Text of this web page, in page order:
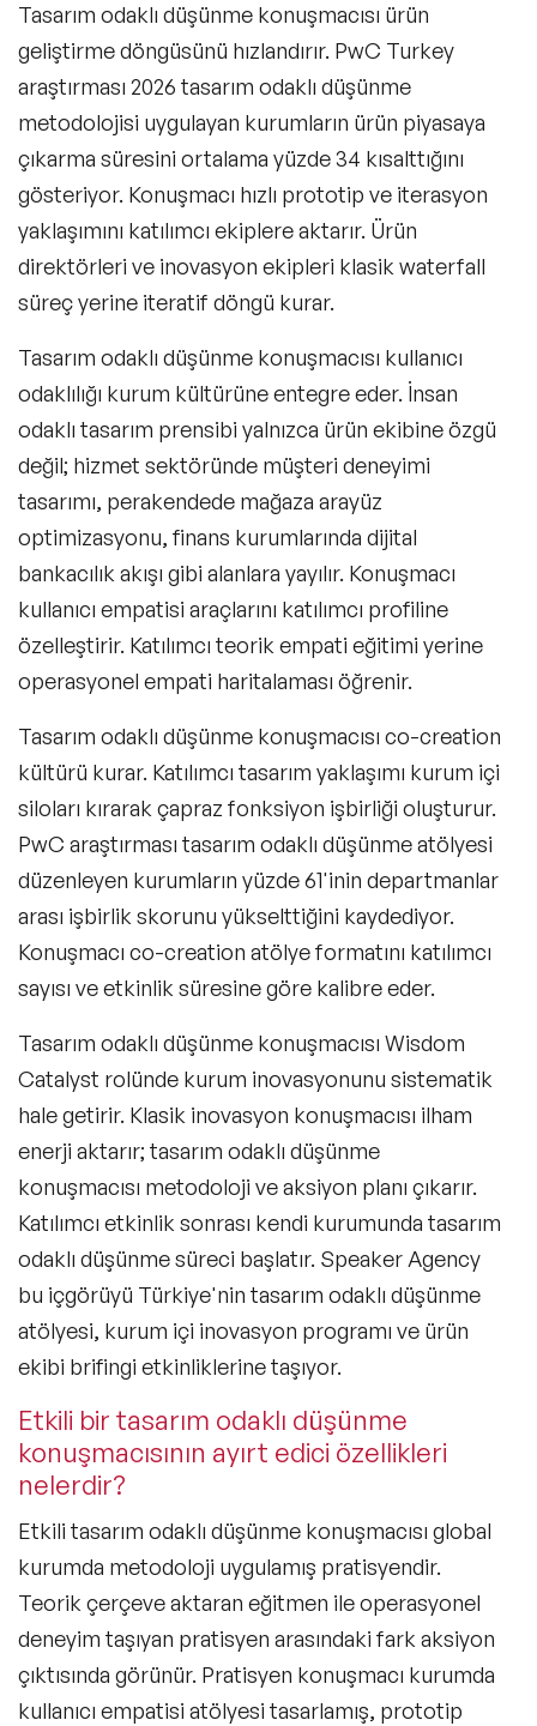
Tasarım odaklı düşünme konuşmacısı ürün
geliştirme döngüsünü hızlandırır. PwC Turkey
araştırması 2026 tasarım odaklı düşünme
metodolojisi uygulayan kurumların ürün piyasaya
çıkarma süresini ortalama yüzde 34 kısalttığını
gösteriyor. Konuşmacı hızlı prototip ve iterasyon
yaklaşımını katılımcı ekiplere aktarır. Ürün
direktörleri ve inovasyon ekipleri klasik waterfall
süreç yerine iteratif döngü kurar.
Tasarım odaklı düşünme konuşmacısı kullanıcı
odaklılığı kurum kültürüne entegre eder. İnsan
odaklı tasarım prensibi yalnızca ürün ekibine özgü
değil; hizmet sektöründe müşteri deneyimi
tasarımı, perakendede mağaza arayüz
optimizasyonu, finans kurumlarında dijital
bankacılık akışı gibi alanlara yayılır. Konuşmacı
kullanıcı empatisi araçlarını katılımcı profiline
özelleştirir. Katılımcı teorik empati eğitimi yerine
operasyonel empati haritalaması öğrenir.
Tasarım odaklı düşünme konuşmacısı co-creation
kültürü kurar. Katılımcı tasarım yaklaşımı kurum içi
siloları kırarak çapraz fonksiyon işbirliği oluşturur.
PwC araştırması tasarım odaklı düşünme atölyesi
düzenleyen kurumların yüzde 61'inin departmanlar
arası işbirlik skorunu yükselttiğini kaydediyor.
Konuşmacı co-creation atölye formatını katılımcı
sayısı ve etkinlik süresine göre kalibre eder.
Tasarım odaklı düşünme konuşmacısı Wisdom
Catalyst rolünde kurum inovasyonunu sistematik
hale getirir. Klasik inovasyon konuşmacısı ilham
enerji aktarır; tasarım odaklı düşünme
konuşmacısı metodoloji ve aksiyon planı çıkarır.
Katılımcı etkinlik sonrası kendi kurumunda tasarım
odaklı düşünme süreci başlatır. Speaker Agency
bu içgörüyü Türkiye'nin tasarım odaklı düşünme
atölyesi, kurum içi inovasyon programı ve ürün
ekibi brifingi etkinliklerine taşıyor.
Etkili bir tasarım odaklı düşünme
konuşmacısının ayırt edici özellikleri
nelerdir?
Etkili tasarım odaklı düşünme konuşmacısı global
kurumda metodoloji uygulamış pratisyendir.
Teorik çerçeve aktaran eğitmen ile operasyonel
deneyim taşıyan pratisyen arasındaki fark aksiyon
çıktısında görünür. Pratisyen konuşmacı kurumda
kullanıcı empatisi atölyesi tasarlamış, prototip